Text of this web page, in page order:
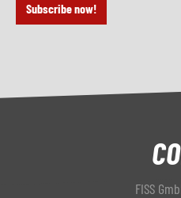
Subscribe now!
FISS